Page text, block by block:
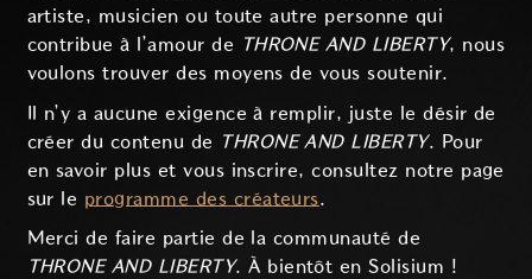
artiste, musicien ou toute autre personne qui
contribue à l’amour de THRONE AND LIBERTY, nous
voulons trouver des moyens de vous soutenir.
Il n’y a aucune exigence à remplir, juste le désir de
créer du contenu de THRONE AND LIBERTY. Pour
en savoir plus et vous inscrire, consultez notre page
sur le programme des créateurs.
Merci de faire partie de la communauté de
THRONE AND LIBERTY. À bientôt en Solisium !